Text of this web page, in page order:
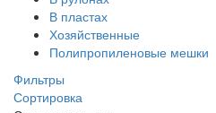
В пластах
Хозяйственные
Полипропиленовые мешки
Фильтры
Сортировка